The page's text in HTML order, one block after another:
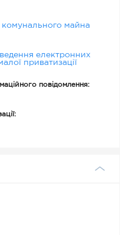
комунального майна
електронних
приватизації
повідомлення: